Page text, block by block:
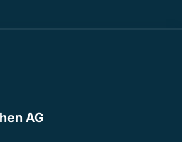
AG